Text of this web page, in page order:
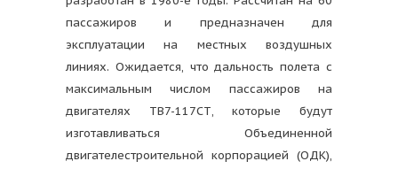
пассажиров и предназначен для
эксплуатации на местных воздушных
линиях. Ожидается, что дальность полета с
максимальным числом пассажиров на
двигателях ТВ7-117СТ, которые будут
изготавливаться Объединенной
двигателестроительной корпорацией (ОДК),